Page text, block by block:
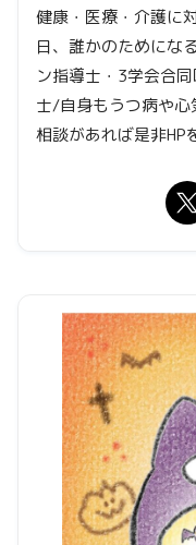
健康・医療・介護に
日、誰かのためにな
ン指導士・3学会合
士/自身もうつ病や心
相談があれば是非HP